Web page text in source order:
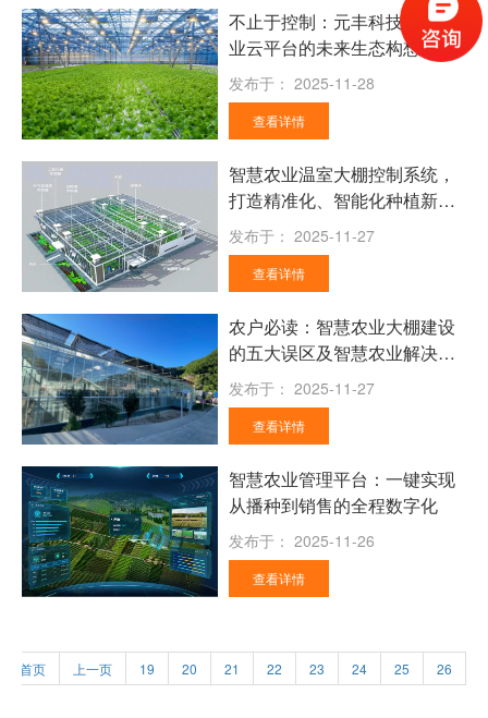
不止于控制：元丰科技智慧农
业云平台的未来生态构想
发布于： 2025-11-28
查看详情
智慧农业温室大棚控制系统，
打造精准化、智能化种植新模
式
发布于： 2025-11-27
查看详情
农户必读：智慧农业大棚建设
的五大误区及智慧农业解决方
案
发布于： 2025-11-27
查看详情
智慧农业管理平台：一键实现
从播种到销售的全程数字化
发布于： 2025-11-26
查看详情
首页 上一页 19 20 21 22 23 24 25 26